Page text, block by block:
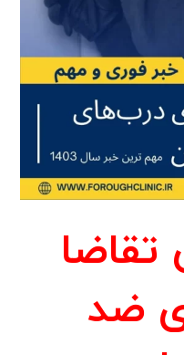
تقاضا
ضد